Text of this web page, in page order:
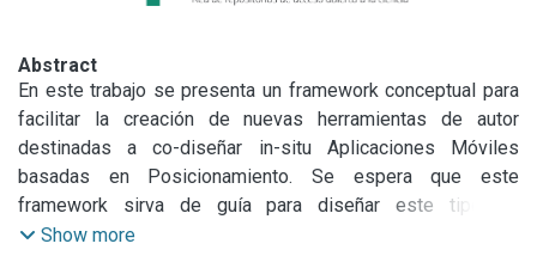
Abstract
En este trabajo se presenta un framework conceptual para
facilitar la creación de nuevas herramientas de autor
destinadas a co-diseñar in-situ Aplicaciones Móviles
basadas en Posicionamiento. Se espera que este
framework sirva de guía para diseñar este tipo de
herramientas, para que las mismas puedan evolucionar y
Show more